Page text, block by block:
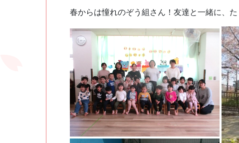
春からは憧れのぞう組さん！友達と一緒に、